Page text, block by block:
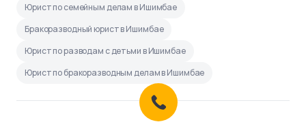
Юрист по семейным делам в Ишимбае
Бракоразводный юрист в Ишимбае
Юрист по разводам с детьми в Ишимбае
Юрист по бракоразводным делам в Ишимбае